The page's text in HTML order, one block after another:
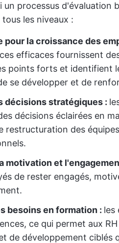
un processus d'évaluation
les niveaux :
pour la croissance des
efficaces fournissent
points forts et identifient
se développer et de
décisions stratégiques :
décisions éclairées en
restructuration des
motivation et
de rester engagés,
besoins en formation : les
ce qui permet aux
de développement